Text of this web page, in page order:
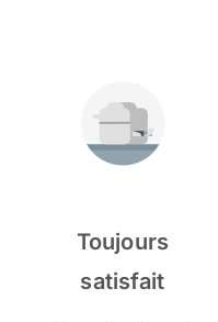
Toujours
satisfait